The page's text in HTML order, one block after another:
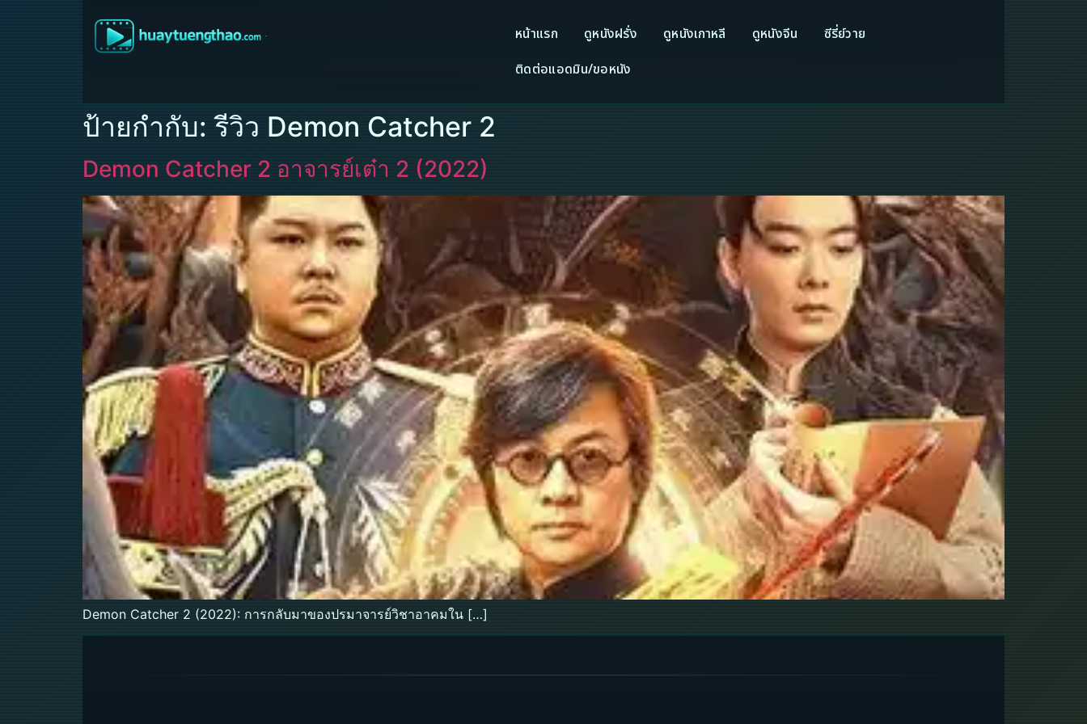
หน้าแรก ดูหนังฝรั่ง ดูหนังเกาหลี ดูหนังจีน
ซีรี่ย์วาย
ติดต่อแอดมิน/ขอหนัง
ป้ายกำกับ:รีวิว Demon Catcher 2
Demon Catcher 2 อาจารย์เต๋า 2 (2022)
Demon Catcher 2 (2022): การกลับมาของปรมาจารย์วิชาอาคมใน […]